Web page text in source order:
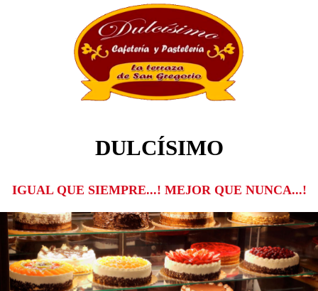
DULCÍSIMO
IGUAL QUE SIEMPRE...! MEJOR QUE NUNCA...!